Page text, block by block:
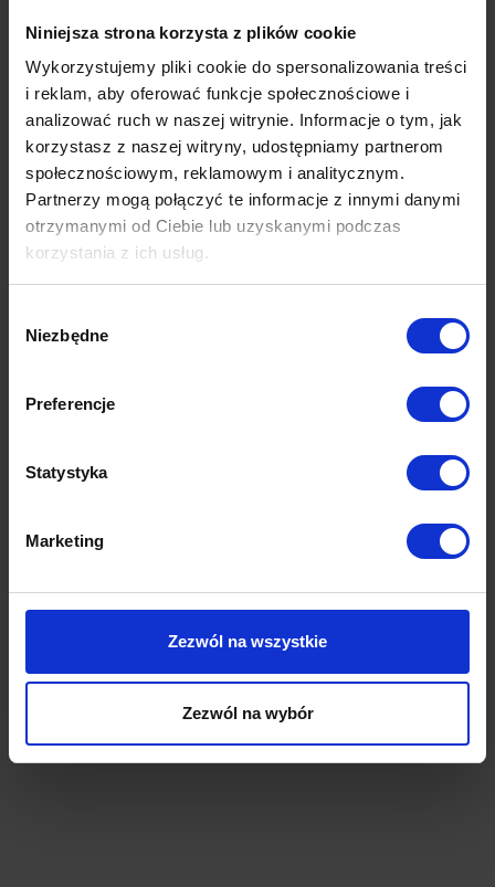
Niniejsza strona korzysta z plików cookie
Wykorzystujemy pliki cookie do spersonalizowania treści
i reklam, aby oferować funkcje społecznościowe i
analizować ruch w naszej witrynie. Informacje o tym, jak
korzystasz z naszej witryny, udostępniamy partnerom
społecznościowym, reklamowym i analitycznym.
Partnerzy mogą połączyć te informacje z innymi danymi
otrzymanymi od Ciebie lub uzyskanymi podczas
korzystania z ich usług.
zgody
Niezbędne
Preferencje
Statystyka
Marketing
Zezwól na wszystkie
Zezwól na wybór
Produkty z tej samej kolekcji
stolik | naturalny dąb
2,160.00
Produkty w tej samej konfiguracji